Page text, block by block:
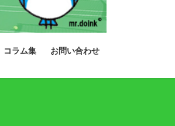
ラム集 お問い合わせ